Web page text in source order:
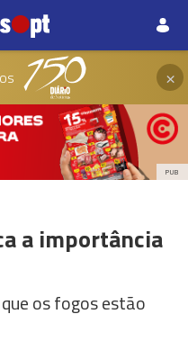
×
PUB
a importância
os fogos estão